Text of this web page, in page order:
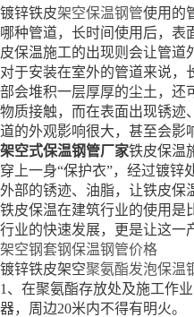
镀锌铁皮架空保温钢管使用的
哪种管道，长时间使用后，表
皮保温施工的出现则会让管道
对于安装在室外的管道来说，
部会堆积一层厚厚的尘土，还
物质接触，而在表面出现锈迹
道的外观影响很大，甚至会影
架空式保温钢管厂家铁皮保温
穿上一身“保护衣”，经过镀锌
外部的锈迹、油脂，让铁皮保
铁皮保温在建筑行业的使用是
行业的快速发展，更是让这一
架空钢套钢保温钢管价格
镀锌铁皮架空聚氨酯发泡保温
1、在聚氨酯存放处及施工作
器，周边20米内不得有明火。